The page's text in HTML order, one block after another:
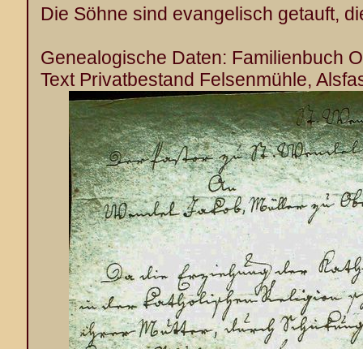
Die Söhne sind evangelisch getauft,
Genealogische Daten: Familienbuch
Text Privatbestand Felsenmühle,